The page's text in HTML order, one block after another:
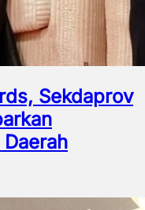
Sekdaprov